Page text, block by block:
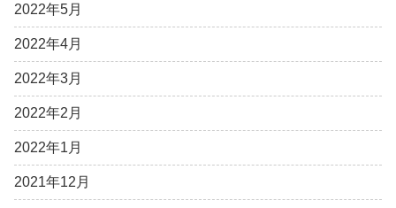
2022年5月
2022年4月
2022年3月
2022年2月
2022年1月
2021年12月